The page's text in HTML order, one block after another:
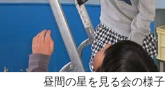
昼間の星を見る会の様子